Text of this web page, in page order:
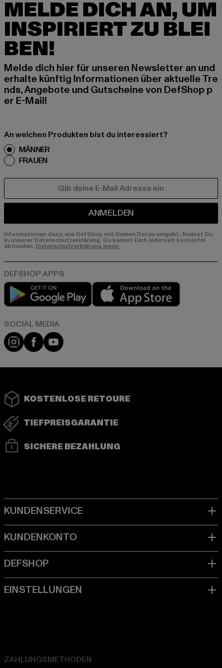
MELDE DICH AN, UM
INSPIRIERT ZU BLEI
BEN!
Melde dich hier für unseren Newsletter an und
erhalte künftig Informationen über aktuelle Tre
nds, Angebote und Gutscheine von DefShop p
er E-Mail!
An welchen Produkten bist du interessiert?
MÄNNER
FRAUEN
ANMELDEN
Informationen dazu, wie DefShop mit Deinen Daten umgeht, findest Du
in unserer Datenschutzerklärung. Du kannst Dich jederzeit kostenfei
abmelden. Datenschutzerklärung lesen.
Play market
Instagram
FacebookYouTube
KOSTENLOSE RETOURE
TIEFPREISGARANTIE
SICHERE BEZAHLUNG
ZAHLUNGSMETHODEN